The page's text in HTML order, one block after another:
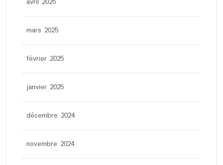
mars 2025
février 2025
janvier 2025
décembre 2024
novembre 2024